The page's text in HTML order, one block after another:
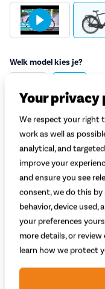
Welk model kies je?
Welke kleur kies je?
Zwart Mat
Grijs Mat
Welke maat kies je?
Selecteer
Adviesprijs749,-
699,-
Your privacy
We respect your right
work as well as
analytical, and
improve your
and ensure you see
consent, we do this by
behavior, device
your preferences
more details, or
learn how we protect